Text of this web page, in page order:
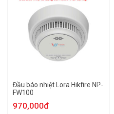
Đầu báo nhiệt Lora Hikfire NP-
FW100
970,000đ